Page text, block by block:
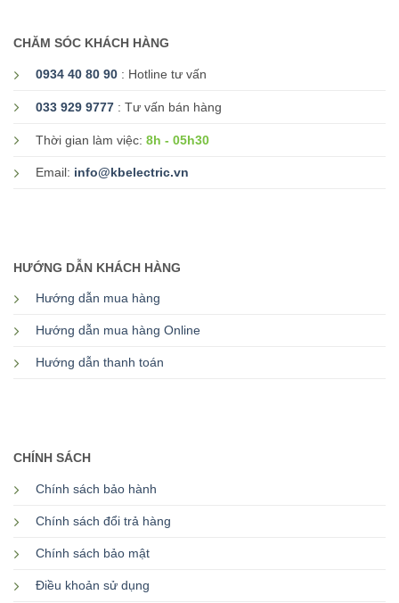
CHĂM SÓC KHÁCH HÀNG
0934 40 80 90 : Hotline tư vấn
033 929 9777 : Tư vấn bán hàng
Thời gian làm việc: 8h - 05h30
Email: info@kbelectric.vn
HƯỚNG DẪN KHÁCH HÀNG
Hướng dẫn mua hàng
Hướng dẫn mua hàng Online
Hướng dẫn thanh toán
CHÍNH SÁCH
Chính sách bảo hành
Chính sách đổi trả hàng
Chính sách bảo mật
Điều khoản sử dụng